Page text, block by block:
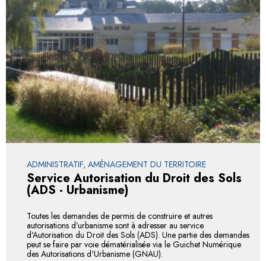
ADMINISTRATIF, AMÉNAGEMENT DU TERRITOIRE
Service Autorisation du Droit des Sols
(ADS - Urbanisme)
Toutes les demandes de permis de construire et autres
autorisations d’urbanisme sont à adresser au service
d'Autorisation du Droit des Sols (ADS). Une partie des demandes
peut se faire par voie dématérialisée via le Guichet Numérique
des Autorisations d'Urbanisme (GNAU).